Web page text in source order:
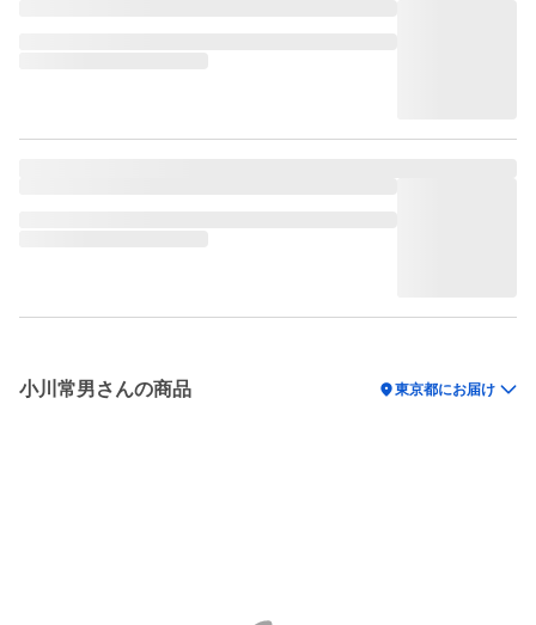
小川常男さんの商品 location_on東京都にお届け